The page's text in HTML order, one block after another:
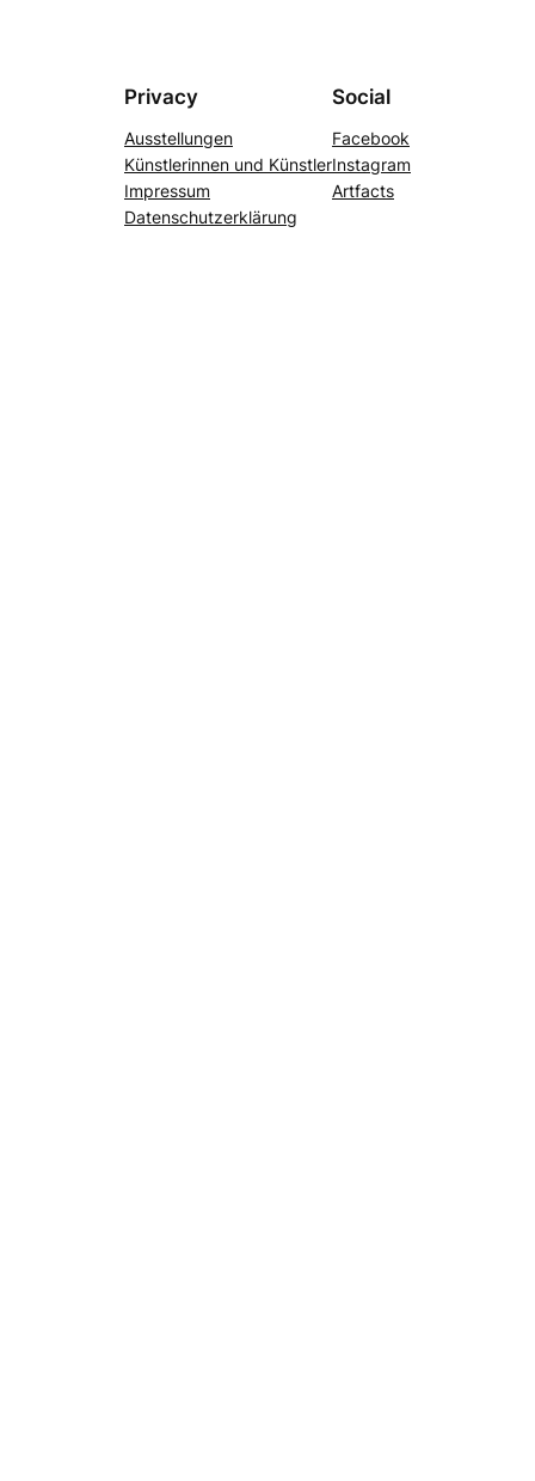
Privacy
Ausstellungen
Künstlerinnen und Künstler
Impressum
Datenschutzerklärung
Social
Facebook
Instagram
Artfacts